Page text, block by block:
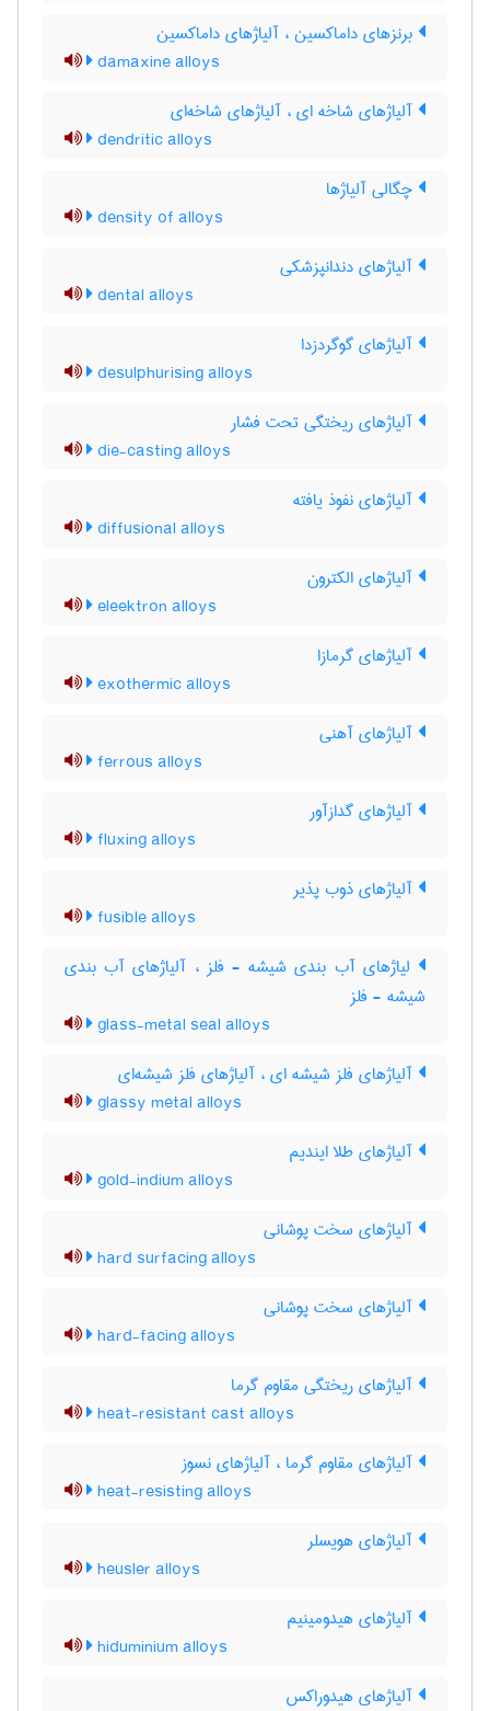
برنزهای داماکسین ، آلیاژهای داماکسین
damaxine alloys
آلیاژهای شاخه ای ، آلیاژهای شاخه‌ای
dendritic alloys
چگالی آلیاژها
density of alloys
آلیاژهای دندانپزشکی
dental alloys
آلیاژهای گوگردزدا
desulphurising alloys
آلیاژهای ریختگی تحت فشار
die-casting alloys
آلیاژهای نفوذ یافته
diffusional alloys
آلیاژهای الکترون
eleektron alloys
آلیاژهای گرمازا
exothermic alloys
آلیاژهای آهنی
ferrous alloys
آلیاژهای گدازآور
fluxing alloys
آلیاژهای ذوب پذیر
fusible alloys
لیاژهای آب بندی شیشه - فلز ، آلیاژهای آب بندی
شیشه - فلز
glass-metal seal alloys
آلیاژهای فلز شیشه ای ، آلیاژهای فلز شیشه‌ای
glassy metal alloys
آلیاژهای طلا ایندیم
gold-indium alloys
آلیاژهای سخت پوشانی
hard surfacing alloys
آلیاژهای سخت پوشانی
hard-facing alloys
آلیاژهای ریختگی مقاوم گرما
heat-resistant cast alloys
آلیاژهای مقاوم گرما ، آلیاژهای نسوز
heat-resisting alloys
آلیاژهای هویسلر
heusler alloys
آلیاژهای هیدومینیم
hiduminium alloys
آلیاژهای هیدوراکس